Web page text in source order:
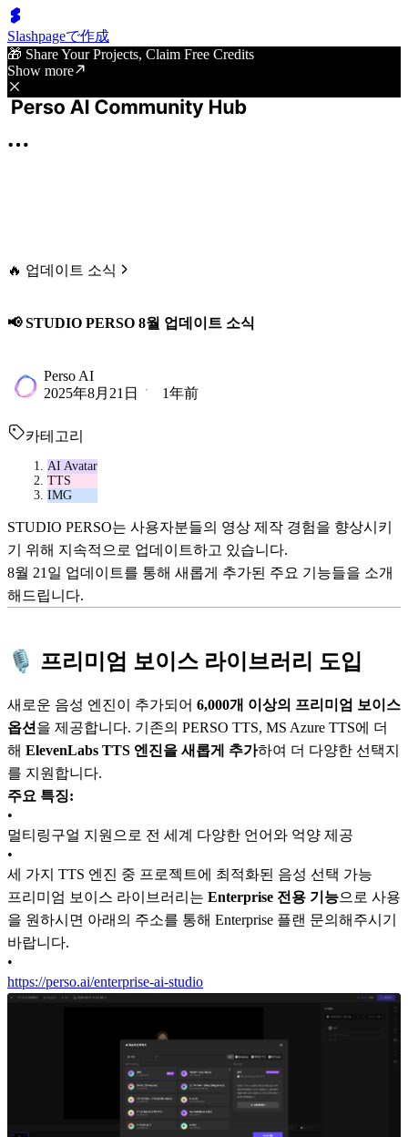
Slashpageで作成
🎁 Share Your Projects, Claim Free Credits
Show more
🔥 업데이트 소식
📢 STUDIO PERSO 8월 업데이트 소식
Perso AI
2025年8月21日
1年前
카테고리
AI Avatar
TTS
IMG
STUDIO PERSO는 사용자분들의 영상 제작 경험을 향상시키
기 위해 지속적으로 업데이트하고 있습니다.
8월 21일 업데이트를 통해 새롭게 추가된 주요 기능들을 소개
해드립니다.
🎙️ 프리미엄 보이스 라이브러리 도입
새로운 음성 엔진이 추가되어 6,000개 이상의 프리미엄 보이스
옵션 을 제공합니다. 기존의 PERSO TTS, MS Azure TTS에 더
해 ElevenLabs TTS 엔진을 새롭게 추가하여 더 다양한 선택지
를 지원합니다.
주요 특징:
•
멀티링구얼 지원으로 전 세계 다양한 언어와 억양 제공
•
세 가지 TTS 엔진 중 프로젝트에 최적화된 음성 선택 가능
프리미엄 보이스 라이브러리는 Enterprise 전용 기능으로 사용
을 원하시면 아래의 주소를 통해 Enterprise 플랜 문의해주시기
바랍니다.
•
https://perso.ai/enterprise-ai-studio